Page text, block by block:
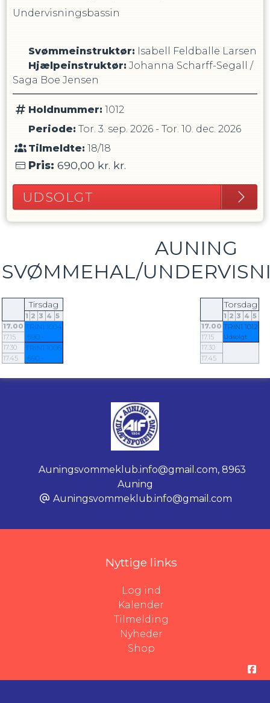
Undervisningsbassin
Svømmeinstruktør: Isabell Feldballe Larsen
Hjælpeinstruktør: Johanna Scharff-Segall
/
Saga Boe Jensen
Holdnummer: 1012
Periode: Tor. 3. sep. 2026- Tor. 10. dec. 2026
Tilmeldte: 18/18
Pris: 690,00 kr. kr.
UDSOLGT
AUNING
SVØMMEHAL/
Tirsdag
1 2 3 4 5
17.00 TRIN1 1004
17.15 690.-
17.30 TRIN1 1006
17.45 690.-
Torsdag
1 2 3 4 5
17.00 TRIN1 1012
17.15 Udsolgt
17.30
17.45
Auningsvommeklub.info@gmail.com, 8963
Auning
Auningsvommeklub.info@gmail.com
Nyttige links
Log ind
Kalender
Tilmelding
Nyheder
Shop